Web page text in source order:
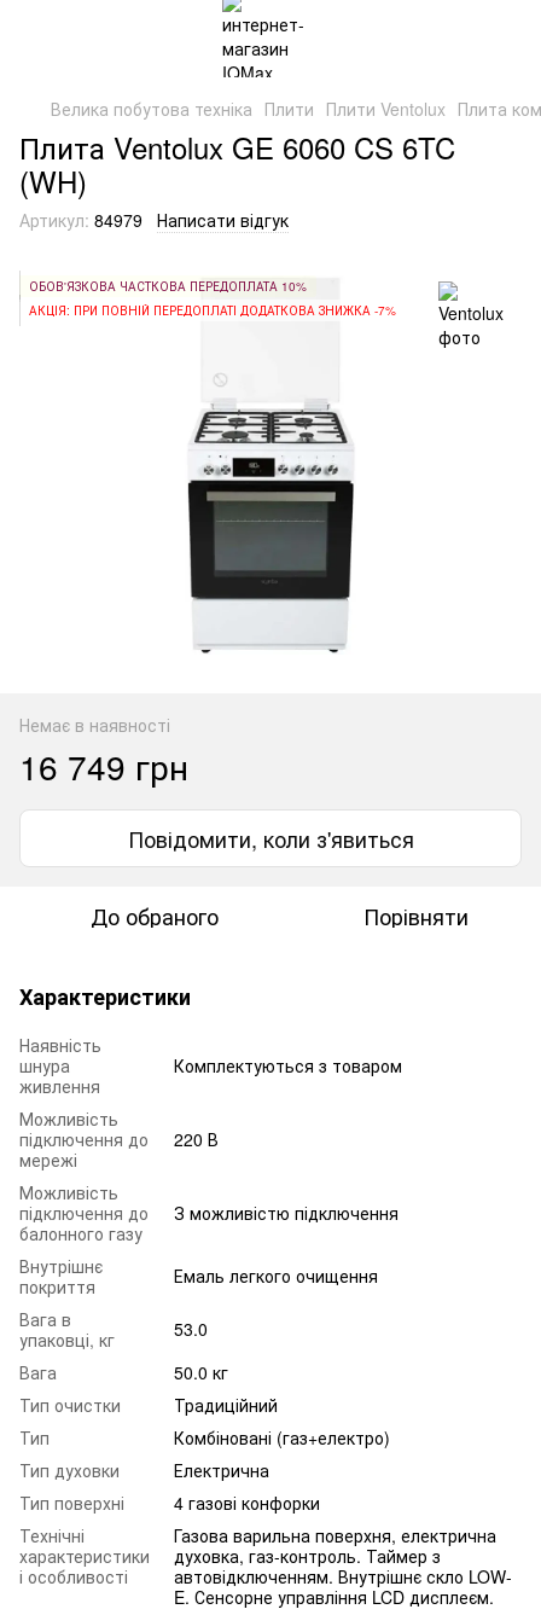
Велика побутова техніка Плити Плити Ventolux Плита
Плита Ventolux GE 6060 CS 6TC
(WH)
Артикул: 84979 Написати відгук
ОБОВ'ЯЗКОВА ЧАСТКОВА ПЕРЕДОПЛАТА 10%
АКЦІЯ: ПРИ ПОВНІЙ ПЕРЕДОПЛАТІ ДОДАТКОВА ЗНИЖКА -7%
Немає в наявності
16 749 грн
Повідомити, коли з'явиться
До обраного Порівняти
Характеристики
Наявність
шнура
живлення
Комплектуються з товаром
Можливість
підключення до
мережі
220 В
Можливість
підключення до
балонного газу
З можливістю підключення
Внутрішнє
покриття
Емаль легкого очищення
Вага в
упаковці, кг
53.0
Вага
50.0 кг
Тип очистки
Традиційний
Тип
Комбіновані (газ+електро)
Тип духовки
Електрична
Тип поверхні
4 газові конфорки
Технічні
характеристики
і особливості
Газова варильна поверхня, електрична
духовка, газ-контроль. Таймер з
автовідключенням. Внутрішнє скло LOW-
E. Сенсорне управління LCD дисплеєм.